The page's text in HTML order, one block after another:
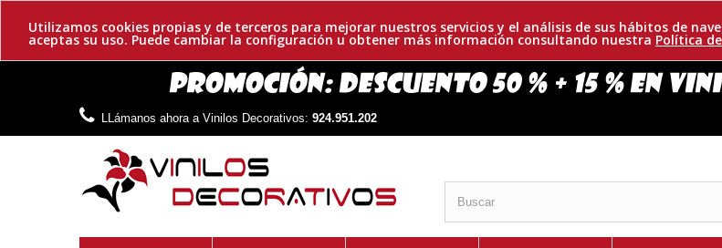
Utilizamos cookies propias y de terceros para mejorar nuestros servicios y el análisis de sus hábitos de
aceptas su uso. Puede cambiar la configuración u obtener más información consultando nuestra Política
LLámanos ahora a Vinilos Decorativos: 924.951.202